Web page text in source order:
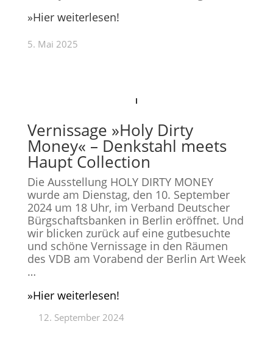
»Hier weiterlesen!
5. Mai 2025
Vernissage »Holy Dirty
Money« – Denkstahl meets
Haupt Collection
Die Ausstellung HOLY DIRTY MONEY
wurde am Dienstag, den 10. September
2024 um 18 Uhr, im Verband Deutscher
Bürgschaftsbanken in Berlin eröffnet. Und
wir blicken zurück auf eine gutbesuchte
und schöne Vernissage in den Räumen
des VDB am Vorabend der Berlin Art Week
…
»Hier weiterlesen!
12. September 2024